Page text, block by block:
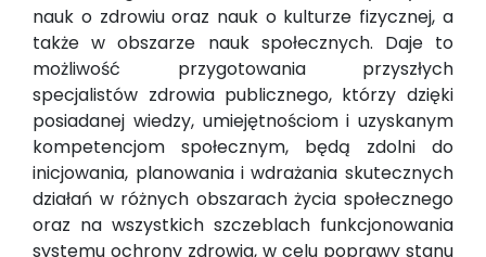
nauk o zdrowiu oraz nauk o kulturze fizycznej, a
także w obszarze nauk społecznych. Daje to
możliwość przygotowania przyszłych
specjalistów zdrowia publicznego, którzy dzięki
posiadanej wiedzy, umiejętnościom i uzyskanym
kompetencjom społecznym, będą zdolni do
inicjowania, planowania i wdrażania skutecznych
działań w różnych obszarach życia społecznego
oraz na wszystkich szczeblach funkcjonowania
systemu ochrony zdrowia, w celu poprawy stanu